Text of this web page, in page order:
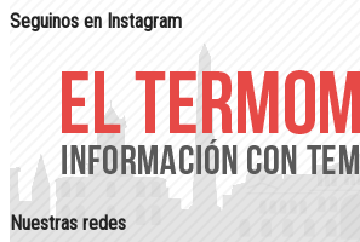
Seguinos en Instagram
Nuestras redes